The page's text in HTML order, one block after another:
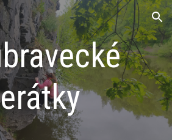
Skip to navigation